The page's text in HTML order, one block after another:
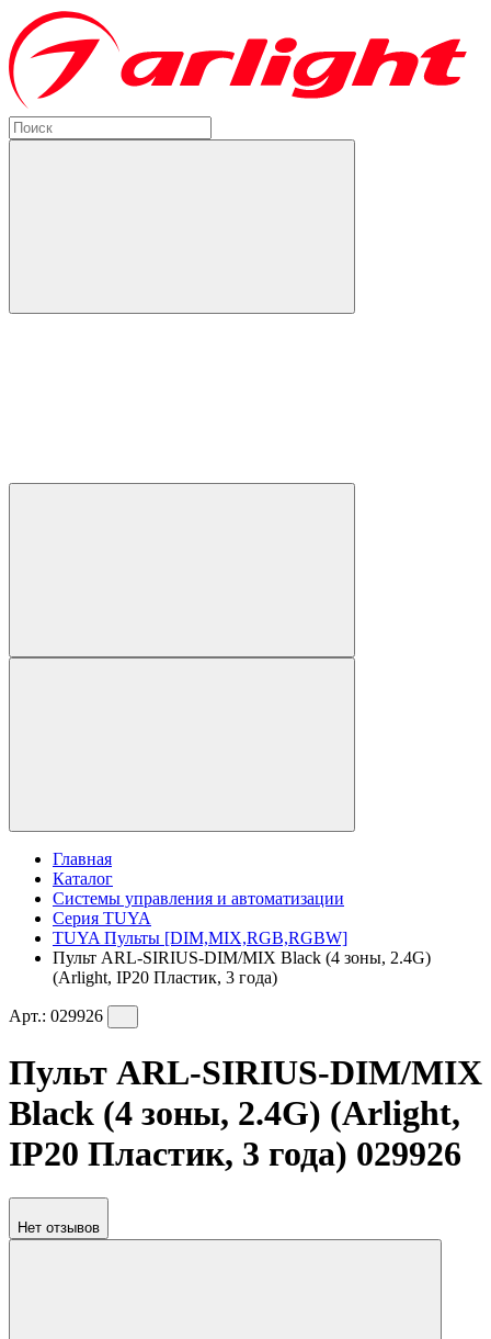
Главная
Каталог
Системы управления и автоматизации
Серия TUYA
TUYA Пульты [DIM,MIX,RGB,RGBW]
Пульт ARL-SIRIUS-DIM/MIX Black (4 зоны, 2.4G)
(Arlight, IP20 Пластик, 3 года)
Арт.: 029926
Пульт ARL-SIRIUS-DIM/MIX
Black (4 зоны, 2.4G) (Arlight,
IP20 Пластик, 3 года) 029926
Нет отзывов